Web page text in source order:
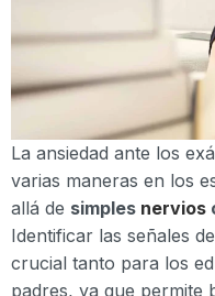
La ansiedad ante los
varias maneras en los
allá de simples nervios
Identificar las señales
crucial tanto para los
padres, ya que permite